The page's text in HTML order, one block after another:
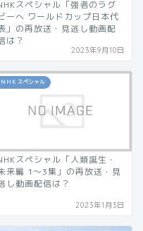
スペシャル「強者のラグ
ーへ ワールドカップ日本代
」の再放送・見逃し動画配
は？
2023年9月10日
ＮＨＫスペシャル
スペシャル「人類誕生・
来編 1〜3集」の再放送・見
し動画配信は？
2023年1月3日